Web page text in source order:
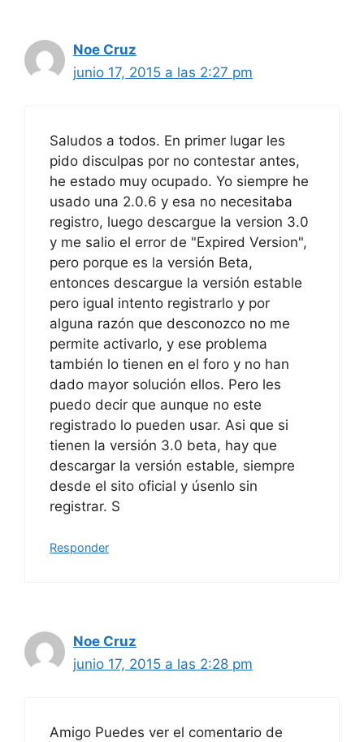
Noe Cruz
junio 17, 2015 a las 2:27 pm
Saludos a todos. En primer lugar les
pido disculpas por no contestar antes,
he estado muy ocupado. Yo siempre he
usado una 2.0.6 y esa no necesitaba
registro, luego descargue la version 3.0
y me salio el error de "Expired Version",
pero porque es la versión Beta,
entonces descargue la versión estable
pero igual intento registrarlo y por
alguna razón que desconozco no me
permite activarlo, y ese problema
también lo tienen en el foro y no han
dado mayor solución ellos. Pero les
puedo decir que aunque no este
registrado lo pueden usar. Asi que si
tienen la versión 3.0 beta, hay que
descargar la versión estable, siempre
desde el sito oficial y úsenlo sin
registrar. S
Responder
Noe Cruz
junio 17, 2015 a las 2:28 pm
Amigo Puedes ver el comentario de